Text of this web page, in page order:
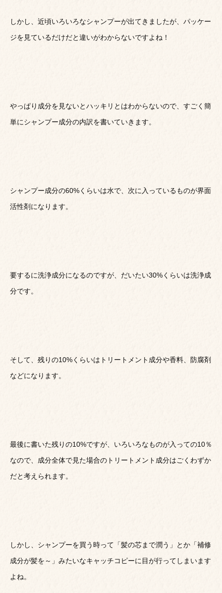
しかし、近頃いろいろなシャンプーが出てきましたが、パッケー
ジを見ているだけだと違いがわからないですよね！
やっぱり成分を見ないとハッキリとはわからないので、すごく簡
単にシャンプー成分の内訳を書いていきます。
シャンプー成分の60%くらいは水で、次に入っているものが界面
活性剤になります。
要するに洗浄成分になるのですが、だいたい30%くらいは洗浄成
分です。
そして、残りの10%くらいはトリートメント成分や香料、防腐剤
などになります。
最後に書いた残りの10%ですが、いろいろなものが入っての10％
なので、成分全体で見た場合のトリートメント成分はごくわずか
だと考えられます。
しかし、シャンプーを買う時って「髪の芯まで潤う」とか「補修
成分が髪を～」みたいなキャッチコピーに目が行ってしまいます
よね。